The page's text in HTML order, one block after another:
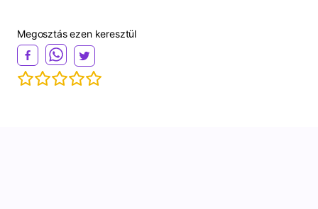
Megosztás ezen keresztül